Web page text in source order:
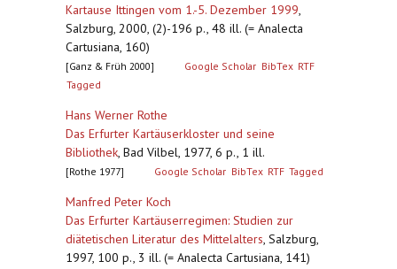
Kartause Ittingen vom 1.-5. Dezember 1999,
Salzburg, 2000, (2)-196 p., 48 ill. (= Analecta
Cartusiana, 160)
[Ganz & Früh 2000] Google Scholar BibTex RTF
Tagged
Hans Werner Rothe
Das Erfurter Kartäuserkloster und seine
Bibliothek, Bad Vilbel, 1977, 6 p., 1 ill.
[Rothe 1977] Google Scholar BibTex RTF Tagged
Manfred Peter Koch
Das Erfurter Kartäuserregimen: Studien zur
diätetischen Literatur des Mittelalters, Salzburg,
1997, 100 p., 3 ill. (= Analecta Cartusiana, 141)